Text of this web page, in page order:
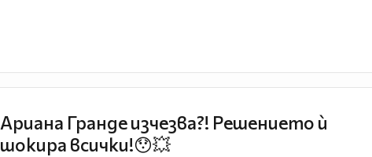
Ариана Гранде изчезва?! Решението ѝ
шокира всички!😯💥